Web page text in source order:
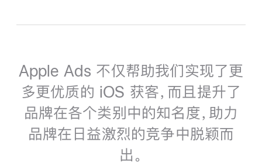
Apple Ads 不仅帮助我们实现了更
多更优质的 iOS 获客，而且提升了
品牌在各个类别中的知名度，助力
品牌在日益激烈的竞争中脱颖而
出。